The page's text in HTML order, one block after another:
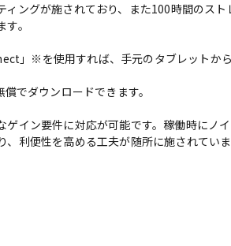
ングが施されており、また100時間のス
。
」※を使用すれば、手元のタブレットか
ダウンロードできます。
イン要件に対応が可能です。稼働時にノ
利便性を高める工夫が随所に施されていま